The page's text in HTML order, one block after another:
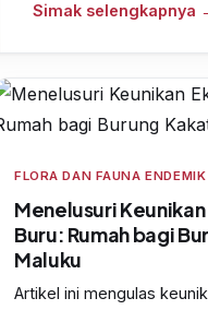
Simak selengkapnya
FLORA DAN FAUNA ENDEMIK
Menelusuri
Buru: Rumah bagi
Maluku
Artikel ini mengulas